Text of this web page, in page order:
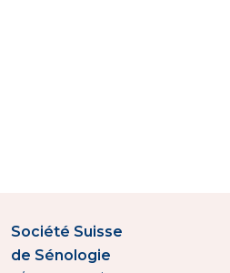
Société Suisse
de Sénologie